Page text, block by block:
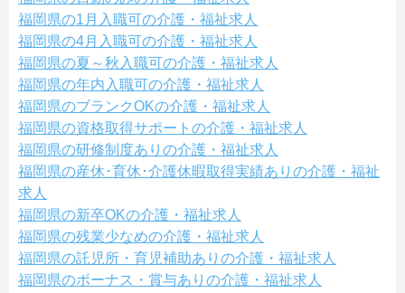
福岡県の1月入職可の介護・福祉求人
福岡県の4月入職可の介護・福祉求人
福岡県の夏～秋入職可の介護・福祉求人
福岡県の年内入職可の介護・福祉求人
福岡県のブランクOKの介護・福祉求人
福岡県の資格取得サポートの介護・福祉求人
福岡県の研修制度ありの介護・福祉求人
福岡県の産休･育休･介護休暇取得実績ありの介護・福祉
求人
福岡県の新卒OKの介護・福祉求人
福岡県の残業少なめの介護・福祉求人
福岡県の託児所・育児補助ありの介護・福祉求人
福岡県のボーナス・賞与ありの介護・福祉求人